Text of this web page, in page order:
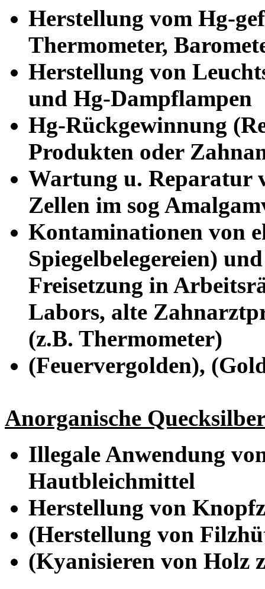
Herstellung vom Hg-
Thermometer,
Herstellung von
und Hg-Dampflampen
Hg-Rückgewinnung
Produkten oder
Wartung u. Reparatur
Zellen im sog
Kontaminationen von
Spiegelbelegereien)
Freisetzung in
Labors, alte
(z.B. Thermometer)
(Feuervergolden),
Anorganische
Illegale Anwendung
Hautbleichmittel
Herstellung von
(Herstellung von
(Kyanisieren von Holz